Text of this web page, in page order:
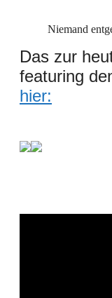
Niemand
Das zur
featuring
hier: